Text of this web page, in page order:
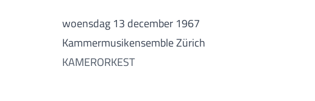
woensdag 13 december 1967
Kammermusikensemble Zürich
KAMERORKEST